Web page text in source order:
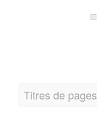
Titres de pages